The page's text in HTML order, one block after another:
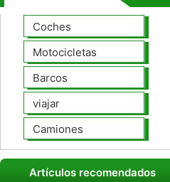
Coches
Motocicletas
Barcos
viajar
Camiones
Artículos recomendados